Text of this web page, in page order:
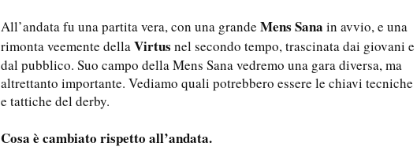
All’andata fu una partita vera, con una grande Mens Sana in avvio, e una
rimonta veemente dellaVirtus nel secondo tempo, trascinata dai giovani e
dal pubblico. Suo campo della Mens Sana vedremo una gara diversa, ma
altrettanto importante. Vediamo quali potrebbero essere le chiavi tecniche
e tattiche del derby.
Cosa è cambiato rispetto all’andata.